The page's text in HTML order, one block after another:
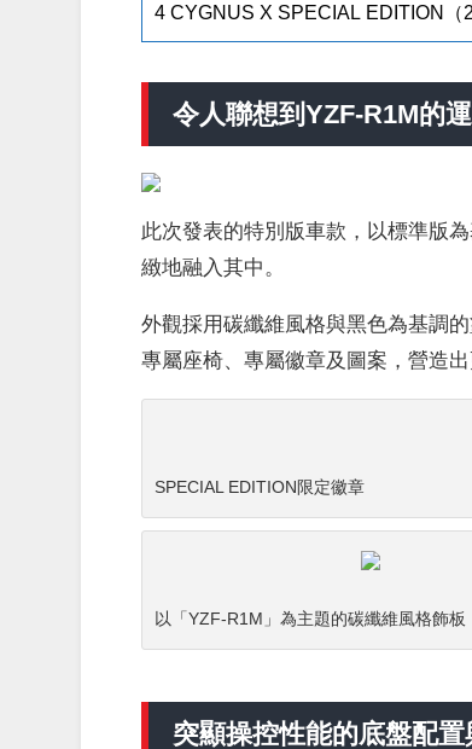
4 CYGNUS X SPECIAL EDITION（
令人聯想到YZF-R1M的
此次發表的特別版車款，以標準版
緻地融入其中。
外觀採用碳纖維風格與黑色為基調
專屬座椅、專屬徽章及圖案，營造出
SPECIAL EDITION限定徽章
以「YZF-R1M」為主題的碳纖維風格飾板
突顯操控性能的底盤配